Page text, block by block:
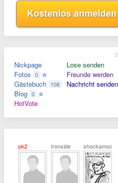
Nickpage
Fotos 0
Gästebuch 108
Blog 0
HotVote
Lose senden
Freunde werden
Nachricht senden
pk2 Ironside shockamocca